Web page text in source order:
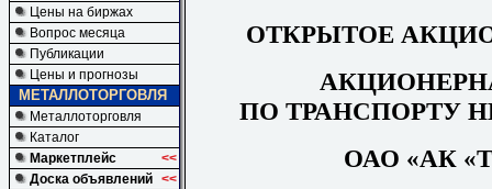
Цены на биржах
Вопрос месяца
Публикации
Цены и прогнозы
МЕТАЛЛОТОРГОВЛЯ
Металлоторговля
Каталог
Маркетплейс
<<
Доска объявлений <<
ОТКРЫТОЕ
ПО ТРАНСПОРТУ
ОАО «АК